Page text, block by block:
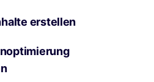
erstellen